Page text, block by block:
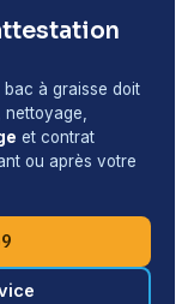
bac à graisse doit
et contrat
ou après votre